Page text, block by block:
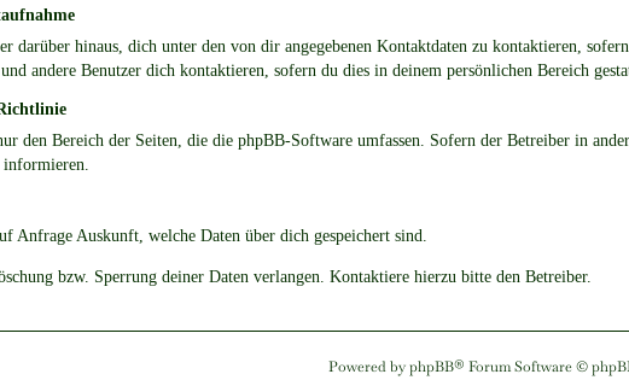
darüber hinaus, dich unter den von dir angegebenen Kontaktdaten zu kontaktieren,
andere Benutzer dich kontaktieren, sofern du dies in deinem persönlichen Bereich
den Bereich der Seiten, die die phpBB-Software umfassen. Sofern der Betreiber in
informieren.
Anfrage Auskunft, welche Daten über dich gespeichert sind.
bzw. Sperrung deiner Daten verlangen. Kontaktiere hierzu bitte den Betreiber.
Powered byphpBB® Forum Software ©